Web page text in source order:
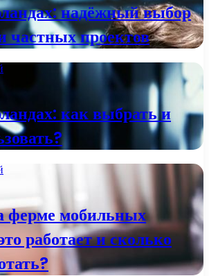
надёжный выбор
частных проектов
как выбрать и
ферме мобильных
работает и сколько